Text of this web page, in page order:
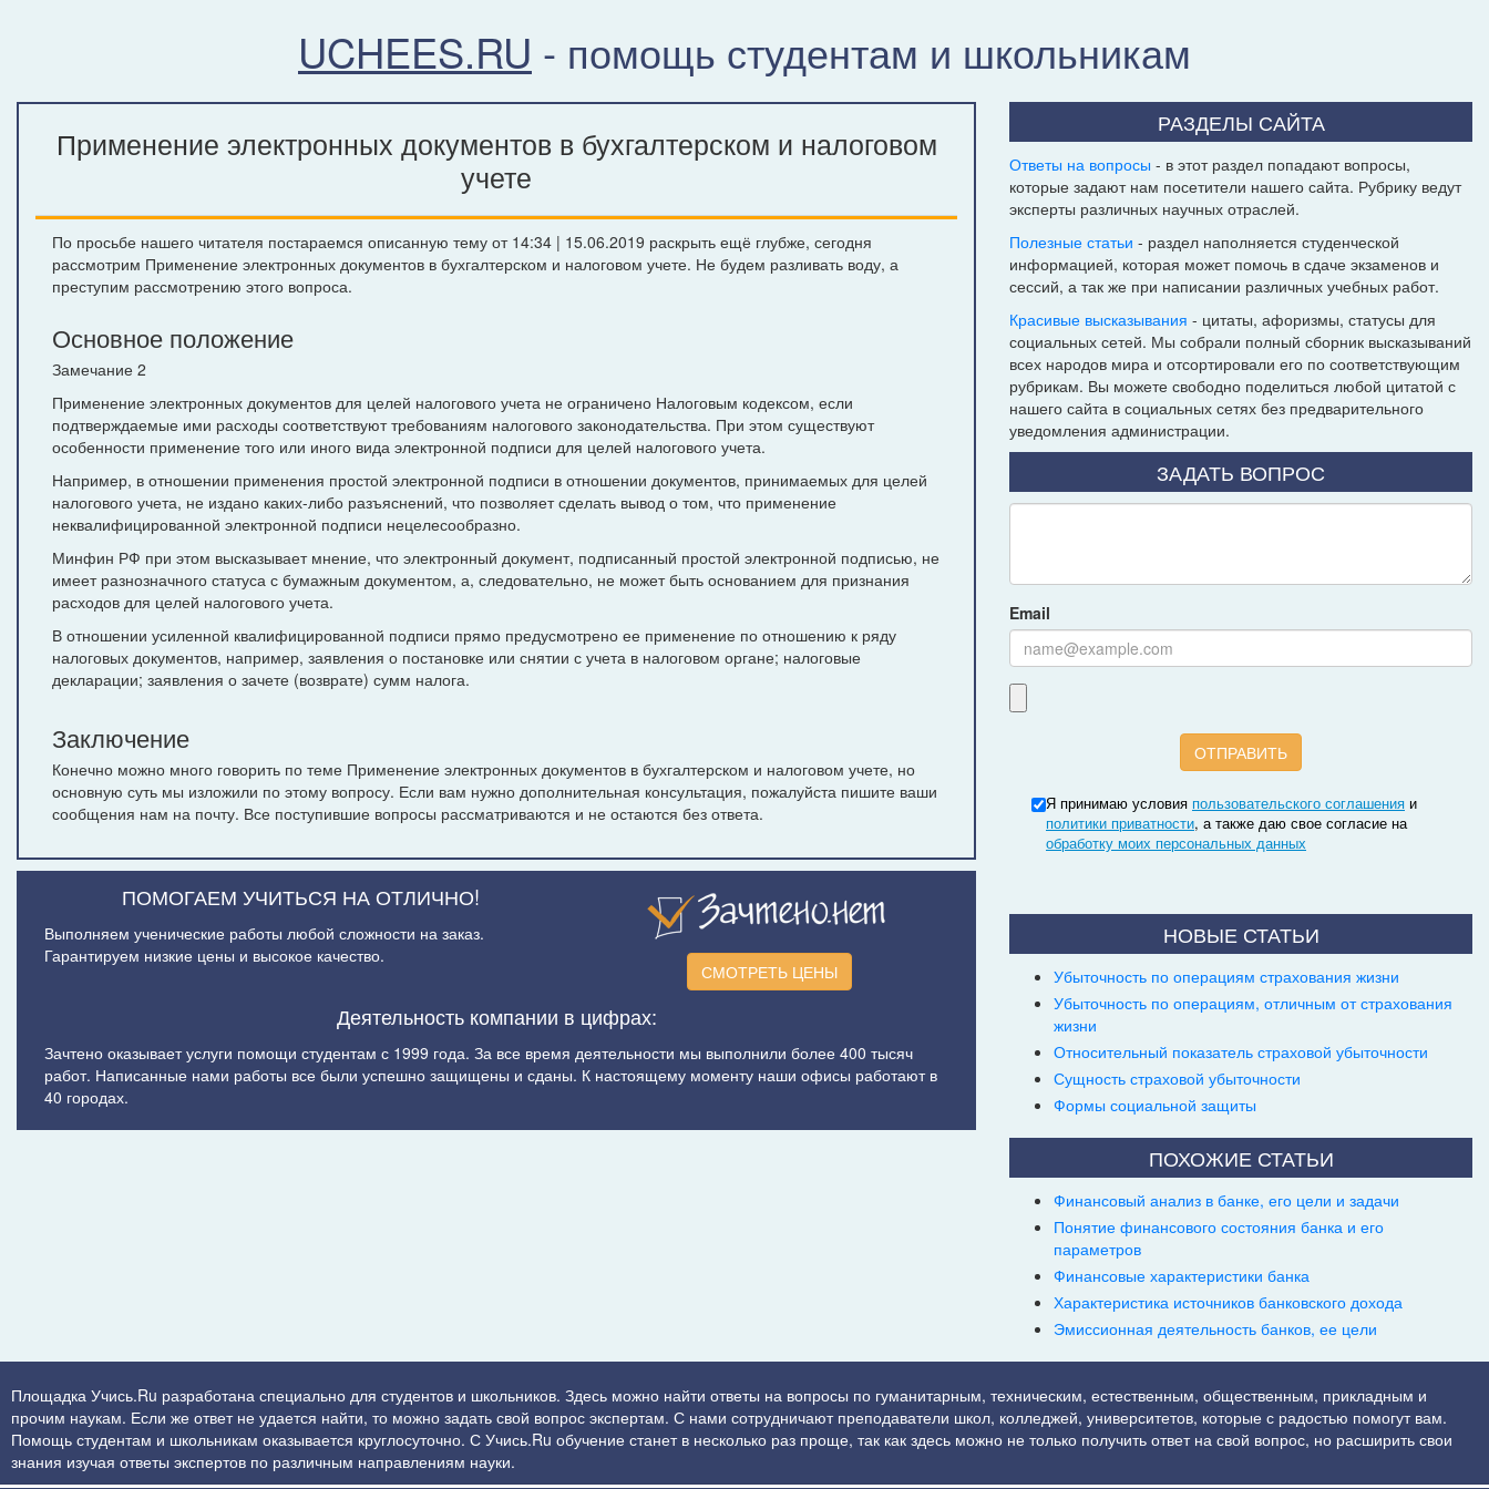
UCHEES.RU - помощь студентам и школьникам
Применение электронных документов в бухгалтерском и налоговом
учете
По просьбе нашего читателя постараемся описанную тему от 14:34 | 15.06.2019 раскрыть ещё глубже, сегодня
рассмотрим Применение электронных документов в бухгалтерском и налоговом учете. Не будем разливать воду, а
преступим рассмотрению этого вопроса.
Основное положение
Замечание 2
Применение электронных документов для целей налогового учета не ограничено Налоговым кодексом, если
подтверждаемые ими расходы соответствуют требованиям налогового законодательства. При этом существуют
особенности применение того или иного вида электронной подписи для целей налогового учета.
Например, в отношении применения простой электронной подписи в отношении документов, принимаемых для целей
налогового учета, не издано каких-либо разъяснений, что позволяет сделать вывод о том, что применение
неквалифицированной электронной подписи нецелесообразно.
Минфин РФ при этом высказывает мнение, что электронный документ, подписанный простой электронной подписью, не
имеет разнозначного статуса с бумажным документом, а, следовательно, не может быть основанием для признания
расходов для целей налогового учета.
В отношении усиленной квалифицированной подписи прямо предусмотрено ее применение по отношению к ряду
налоговых документов, например, заявления о постановке или снятии с учета в налоговом органе; налоговые
декларации; заявления о зачете (возврате) сумм налога.
Заключение
Конечно можно много говорить по теме Применение электронных документов в бухгалтерском и налоговом учете, но
основную суть мы изложили по этому вопросу. Если вам нужно дополнительная консультация, пожалуйста пишите ваши
сообщения нам на почту. Все поступившие вопросы рассматриваются и не остаются без ответа.
ПОМОГАЕМ УЧИТЬСЯ НА ОТЛИЧНО!
Выполняем ученические работы любой сложности на заказ.
Гарантируем низкие цены и высокое качество.
СМОТРЕТЬ ЦЕНЫ
Деятельность компании в цифрах:
Зачтено оказывает услуги помощи студентам с 1999 года. За все время деятельности мы выполнили более 400 тысяч
работ. Написанные нами работы все были успешно защищены и сданы. К настоящему моменту наши офисы работают в
40 городах.
РАЗДЕЛЫ САЙТА
Ответы на вопросы - в этот раздел попадают вопросы,
которые задают нам посетители нашего сайта. Рубрику ведут
эксперты различных научных отраслей.
Полезные статьи - раздел наполняется студенческой
информацией, которая может помочь в сдаче экзаменов и
сессий, а так же при написании различных учебных работ.
Красивые высказывания - цитаты, афоризмы, статусы для
социальных сетей. Мы собрали полный сборник высказываний
всех народов мира и отсортировали его по соответствующим
рубрикам. Вы можете свободно поделиться любой цитатой с
нашего сайта в социальных сетях без предварительного
уведомления администрации.
ЗАДАТЬ ВОПРОС
Email
Я принимаю условия пользовательского соглашения и
политики приватности, а также даю свое согласие на
обработку моих персональных данных
НОВЫЕ СТАТЬИ
Убыточность по операциям страхования жизни
Убыточность по операциям, отличным от страхования
жизни
Относительный показатель страховой убыточности
Сущность страховой убыточности
Формы социальной защиты
ПОХОЖИЕ СТАТЬИ
Финансовый анализ в банке, его цели и задачи
Понятие финансового состояния банка и его
параметров
Финансовые характеристики банка
Характеристика источников банковского дохода
Эмиссионная деятельность банков, ее цели
Площадка Учись.Ru разработана специально для студентов и школьников. Здесь можно найти ответы на вопросы по гуманитарным, техническим, естественным, общественным, прикладным и
прочим наукам. Если же ответ не удается найти, то можно задать свой вопрос экспертам. С нами сотрудничают преподаватели школ, колледжей, университетов, которые с радостью помогут вам.
Помощь студентам и школьникам оказывается круглосуточно. С Учись.Ru обучение станет в несколько раз проще, так как здесь можно не только получить ответ на свой вопрос, но расширить свои
знания изучая ответы экспертов по различным направлениям науки.